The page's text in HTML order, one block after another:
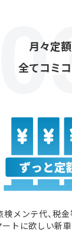
月々定額
全てコミ
検メンテ代、税
トに欲しい新車